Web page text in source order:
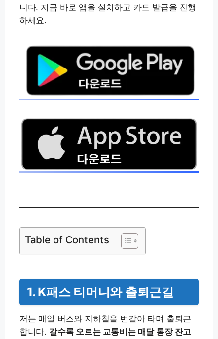
니다. 지금 바로 앱을 설치하고 카드 발급을 진행
하세요.
Table of Contents
1. K패스 티머니와 출퇴근길
저는 매일 버스와 지하철을 번갈아 타며 출퇴근
합니다. 갈수록 오르는 교통비는 매달 통장 잔고